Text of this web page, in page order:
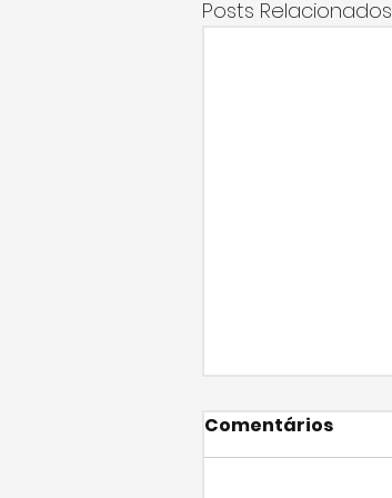
Posts Relacionados
Comentários